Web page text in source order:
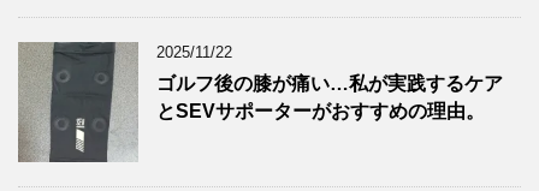
2025/11/22
ゴルフ後の膝が痛い…私が実践するケア
とSEVサポーターがおすすめの理由。